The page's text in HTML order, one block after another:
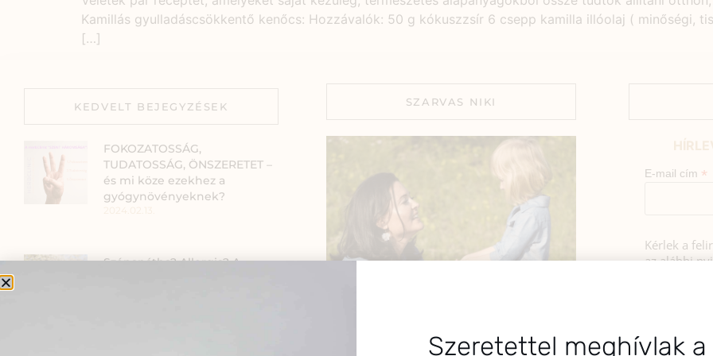
Kamillás gyulladáscsökkentő kenőcs: Hozzávalók: 50 g kókuszzsír 6 csepp kamilla illóolaj ( minőségi,
[…]
KEDVELT BEJEGYZÉSEK
FOKOZATOSSÁG,
TUDATOSSÁG, ÖNSZERETET –
és mi köze ezekhez a
gyógynövényeknek?
Szénanátha? Allergia? A
SZARVAS NIKI
Sziasztok! Szarvas Niki vagyok, a HerbClinic
E-mail cím *
Kérlek a
az alábbi
Szeretettel meghívlak a